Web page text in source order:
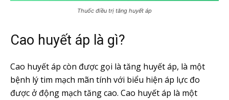
Thuốc điều trị tăng huyết áp
Cao huyết áp là gì?
Cao huyết áp còn được gọi là tăng huyết áp, là một
bệnh lý tim mạch mãn tính với biểu hiện áp lực đo
được ở động mạch tăng cao. Cao huyết áp là một